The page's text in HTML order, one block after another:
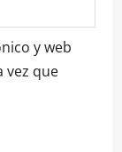
y web
vez que